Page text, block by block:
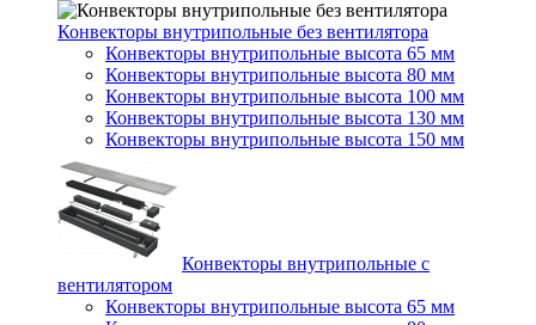
Конвекторы внутрипольные без вентилятора
Конвекторы внутрипольные высота 65 мм
Конвекторы внутрипольные высота 80 мм
Конвекторы внутрипольные высота 100 мм
Конвекторы внутрипольные высота 130 мм
Конвекторы внутрипольные высота 150 мм
Конвекторы внутрипольные с
вентилятором
Конвекторы внутрипольные высота 65 мм